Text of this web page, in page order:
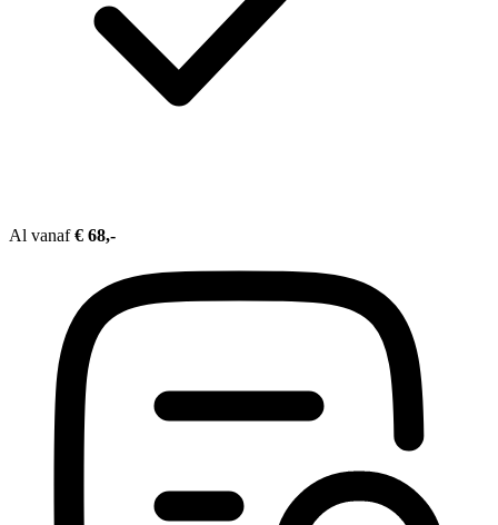
Al vanaf€ 68,-